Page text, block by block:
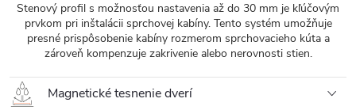
Stenový profil s možnosťou nastavenia až do 30 mm je kľúčovým
prvkom pri inštalácii sprchovej kabíny. Tento systém umožňuje
presné prispôsobenie kabíny rozmerom sprchovacieho kúta a
zároveň kompenzuje zakrivenie alebo nerovnosti stien.
Magnetické tesnenie dverí